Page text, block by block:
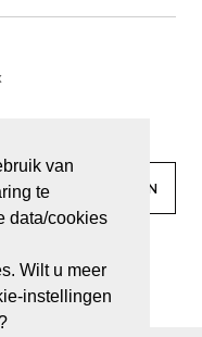
van
te
data/cookies
Wilt u meer
instellingen